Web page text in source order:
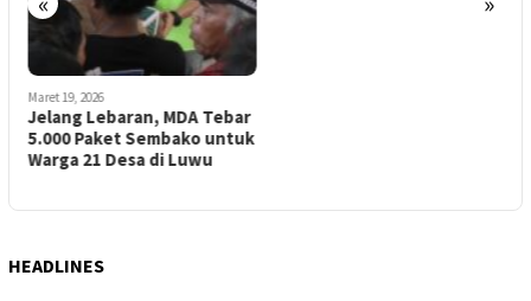
Maret 19, 2026
Jelang Lebaran, MDA Tebar
5.000 Paket Sembako untuk
Warga 21 Desa di Luwu
HEADLINES